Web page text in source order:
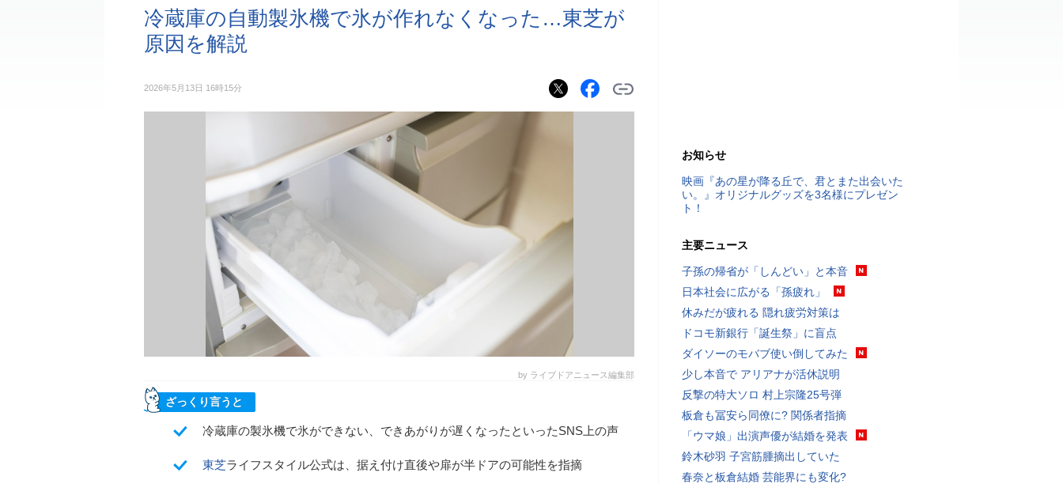
冷蔵庫の自動製氷機で氷が作れなくなった…東芝が
原因を解説
2026年5月13日 16時15分
by ライブドアニュース編集部
ざっくり言うと
冷蔵庫の製氷機で氷ができない、できあがりが遅くなったといったSNS上の声
東芝ライフスタイル公式は、据え付け直後や扉が半ドアの可能性を指摘
お知らせ
映画『あの星が降る丘で、君とまた出会いた
い。』オリジナルグッズを3名様にプレゼン
ト！
主要ニュース
子孫の帰省が「しんどい」と本音
日本社会に広がる「孫疲れ」
休みだが疲れる 隠れ疲労対策は
ドコモ新銀行「誕生祭」に盲点
ダイソーのモバブ使い倒してみた
少し本音で アリアナが活休説明
反撃の特大ソロ 村上宗隆25号弾
板倉も冨安ら同僚に? 関係者指摘
「ウマ娘」出演声優が結婚を発表
鈴木砂羽 子宮筋腫摘出していた
春奈と板倉結婚 芸能界にも変化?